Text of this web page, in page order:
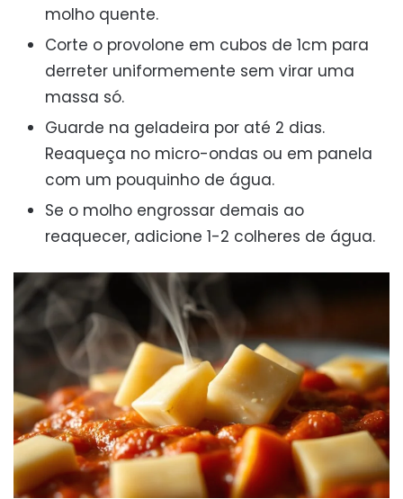
molho quente.
Corte o provolone em cubos de 1cm para
derreter uniformemente sem virar uma
massa só.
Guarde na geladeira por até 2 dias.
Reaqueça no micro-ondas ou em panela
com um pouquinho de água.
Se o molho engrossar demais ao
reaquecer, adicione 1-2 colheres de água.